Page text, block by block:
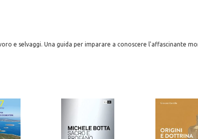
e selvaggi. Una guida per imparare a conoscere l'affascinante